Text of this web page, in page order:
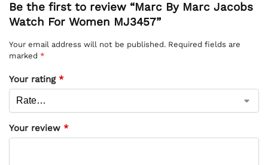
Be the first to review “Marc By Marc Jacobs
Watch For Women MJ3457”
Your email address will not be published. Required fields are
marked *
Your rating *
Your review *